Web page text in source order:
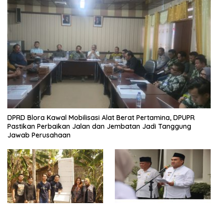
DPRD Blora Kawal Mobilisasi Alat Berat Pertamina, DPUPR
Pastikan Perbaikan Jalan dan Jembatan Jadi Tanggung
Jawab Perusahaan